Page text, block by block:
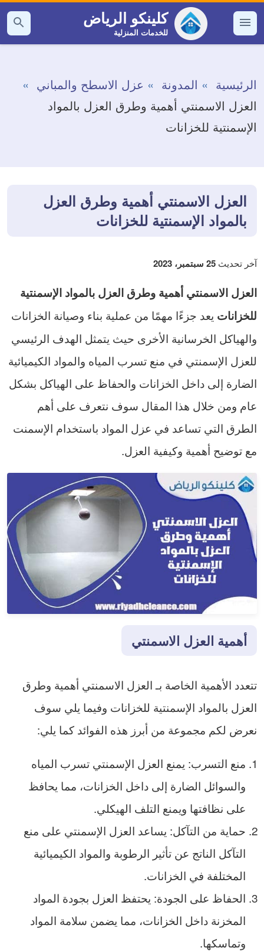
التجاوز
إلى القائمة
كلينكو الرياض
للخدمات المنزلية
بحث
عن
الرئيسية المدونة
عزل الاسطح والمباني
العزل الاسمنتي أهمية وطرق العزل بالمواد
الإسمنتية للخزانات
العزل الاسمنتي أهمية وطرق العزل
بالمواد الإسمنتية للخزانات
آخر تحديث 25 سبتمبر، 2023
العزل الاسمنتي أهمية وطرق العزل بالمواد الإسمنتية
للخزانات يعد جزءًا مهمًا من عملية بناء وصيانة الخزانات
والهياكل الخرسانية الأخرى حيث يتمثل الهدف الرئيسي
للعزل الإسمنتي في منع تسرب المياه والمواد الكيميائية
الضارة إلى داخل الخزانات والحفاظ على الهياكل بشكل
عام ومن خلال هذا المقال سوف نتعرف على أهم
الطرق التي تساعد في عزل المواد باستخدام الإسمنت
مع توضيح أهمية وكيفية العزل.
أهمية العزل الاسمنتي
تتعدد الأهمية الخاصة بـ العزل الاسمنتي أهمية وطرق
العزل بالمواد الإسمنتية للخزانات وفيما يلي سوف
نعرض لكم مجموعة من أبرز هذه الفوائد كما يلي:
منع التسرب: يمنع العزل الإسمنتي تسرب المياه
والسوائل الضارة إلى داخل الخزانات، مما يحافظ
على نظافتها ويمنع التلف الهيكلي.
حماية من التآكل: يساعد العزل الإسمنتي على منع
التآكل الناتج عن تأثير الرطوبة والمواد الكيميائية
المختلفة في الخزانات.
الحفاظ على الجودة: يحتفظ العزل بجودة المواد
المخزنة داخل الخزانات، مما يضمن سلامة المواد
وتماسكها.